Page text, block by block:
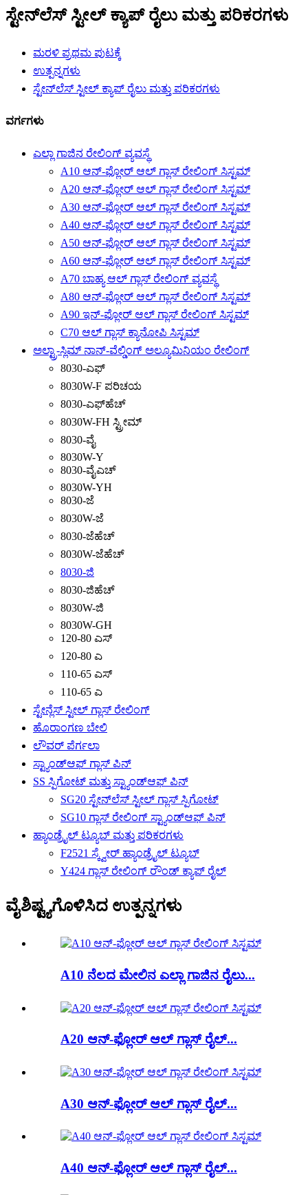
ಸ್ಟೇನ್‌ಲೆಸ್ ಸ್ಟೀಲ್ ಕ್ಯಾಪ್ ರೈಲು ಮತ್ತು ಪರಿಕರಗಳು
ಮರಳಿ ಪ್ರಥಮ ಪುಟಕ್ಕೆ
ಉತ್ಪನ್ನಗಳು
ಸ್ಟೇನ್‌ಲೆಸ್ ಸ್ಟೀಲ್ ಕ್ಯಾಪ್ ರೈಲು ಮತ್ತು ಪರಿಕರಗಳು
ವರ್ಗಗಳು
ಎಲ್ಲಾ ಗಾಜಿನ ರೇಲಿಂಗ್ ವ್ಯವಸ್ಥೆ
A10 ಆನ್-ಫ್ಲೋರ್ ಆಲ್ ಗ್ಲಾಸ್ ರೇಲಿಂಗ್ ಸಿಸ್ಟಮ್
A20 ಆನ್-ಫ್ಲೋರ್ ಆಲ್ ಗ್ಲಾಸ್ ರೇಲಿಂಗ್ ಸಿಸ್ಟಮ್
A30 ಆನ್-ಫ್ಲೋರ್ ಆಲ್ ಗ್ಲಾಸ್ ರೇಲಿಂಗ್ ಸಿಸ್ಟಮ್
A40 ಆನ್-ಫ್ಲೋರ್ ಆಲ್ ಗ್ಲಾಸ್ ರೇಲಿಂಗ್ ಸಿಸ್ಟಮ್
A50 ಆನ್-ಫ್ಲೋರ್ ಆಲ್ ಗ್ಲಾಸ್ ರೇಲಿಂಗ್ ಸಿಸ್ಟಮ್
A60 ಆನ್-ಫ್ಲೋರ್ ಆಲ್ ಗ್ಲಾಸ್ ರೇಲಿಂಗ್ ಸಿಸ್ಟಮ್
A70 ಬಾಹ್ಯ ಆಲ್ ಗ್ಲಾಸ್ ರೇಲಿಂಗ್ ವ್ಯವಸ್ಥೆ
A80 ಆನ್-ಫ್ಲೋರ್ ಆಲ್ ಗ್ಲಾಸ್ ರೇಲಿಂಗ್ ಸಿಸ್ಟಮ್
A90 ಇನ್-ಫ್ಲೋರ್ ಆಲ್ ಗ್ಲಾಸ್ ರೇಲಿಂಗ್ ಸಿಸ್ಟಮ್
C70 ಆಲ್ ಗ್ಲಾಸ್ ಕ್ಯಾನೋಪಿ ಸಿಸ್ಟಮ್
ಅಲ್ಟ್ರಾ-ಸ್ಲಿಮ್ ನಾನ್-ವೆಲ್ಡಿಂಗ್ ಅಲ್ಯೂಮಿನಿಯಂ ರೇಲಿಂಗ್
8030-ಎಫ್
8030W-F ಪರಿಚಯ
8030-ಎಫ್‌ಹೆಚ್
8030W-FH ಸ್ಟ್ರೀಮ್
8030-ವೈ
8030W-Y
8030-ವೈಎಚ್
8030W-YH
8030-ಜೆ
8030W-ಜೆ
8030-ಜೆಹೆಚ್
8030W-ಜೆಹೆಚ್
8030-ಜಿ
8030-ಜಿಹೆಚ್
8030W-ಜಿ
8030W-GH
120-80 ಎಸ್
120-80 ಎ
110-65 ಎಸ್
110-65 ಎ
ಸ್ಟೇನ್ಲೆಸ್ ಸ್ಟೀಲ್ ಗ್ಲಾಸ್ ರೇಲಿಂಗ್
ಹೊರಾಂಗಣ ಬೇಲಿ
ಲೌವರ್ ಪೆರ್ಗಲಾ
ಸ್ಟ್ಯಾಂಡ್‌ಆಫ್ ಗ್ಲಾಸ್ ಪಿನ್
SS ಸ್ಪಿಗೋಟ್ ಮತ್ತು ಸ್ಟ್ಯಾಂಡ್‌ಆಫ್ ಪಿನ್
SG20 ಸ್ಟೇನ್‌ಲೆಸ್ ಸ್ಟೀಲ್ ಗ್ಲಾಸ್ ಸ್ಪಿಗೋಟ್
SG10 ಗ್ಲಾಸ್ ರೇಲಿಂಗ್ ಸ್ಟ್ಯಾಂಡ್‌ಆಫ್ ಪಿನ್
ಹ್ಯಾಂಡ್ರೈಲ್ ಟ್ಯೂಬ್ ಮತ್ತು ಪರಿಕರಗಳು
F2521 ಸ್ಕ್ವೇರ್ ಹ್ಯಾಂಡ್ರೈಲ್ ಟ್ಯೂಬ್
Y424 ಗ್ಲಾಸ್ ರೇಲಿಂಗ್ ರೌಂಡ್ ಕ್ಯಾಪ್ ರೈಲ್
ವೈಶಿಷ್ಟ್ಯಗೊಳಿಸಿದ ಉತ್ಪನ್ನಗಳು
A10 ನೆಲದ ಮೇಲಿನ ಎಲ್ಲಾ ಗಾಜಿನ ರೈಲು...
A20 ಆನ್-ಫ್ಲೋರ್ ಆಲ್ ಗ್ಲಾಸ್ ರೈಲ್...
A30 ಆನ್-ಫ್ಲೋರ್ ಆಲ್ ಗ್ಲಾಸ್ ರೈಲ್...
A40 ಆನ್-ಫ್ಲೋರ್ ಆಲ್ ಗ್ಲಾಸ್ ರೈಲ್...